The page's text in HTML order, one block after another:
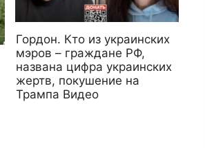
Гордон. Кто из украинских
мэров – граждане РФ,
названа цифра украинских
жертв, покушение на
Трампа Видео